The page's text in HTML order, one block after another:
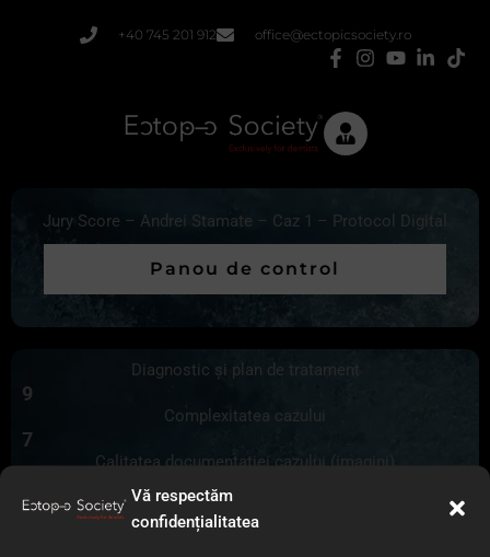
Vă respectăm
confidențialitatea
+40 745 201 912 office@ectopicsociety.ro
Jury Score – Andrei Stamate – Caz 1 – Protocol Digital
Panou de control
Diagnostic și plan de tratament
9
Complexitatea cazului
7
Calitatea documentației cazului (imagini)
Calitatea documentației cazului (text)